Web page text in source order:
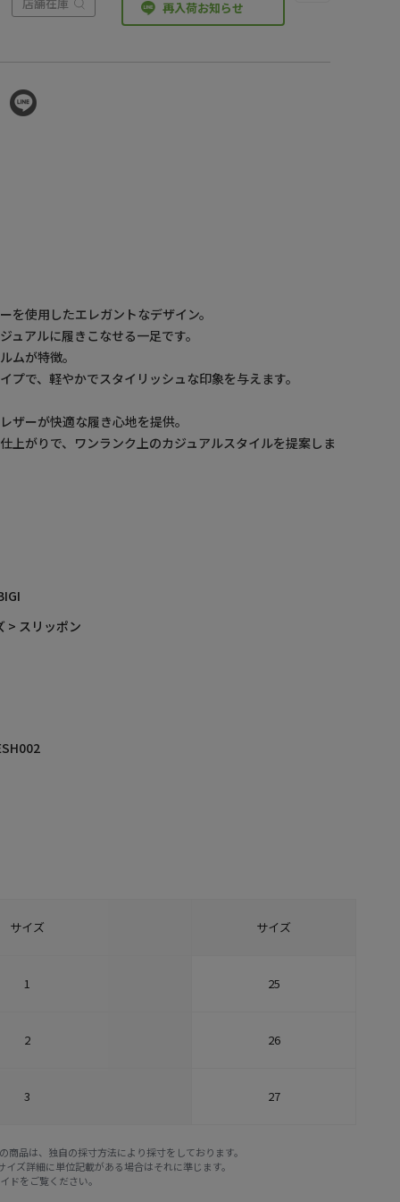
再入荷お知らせ
を使用したエレガントなデザイン。
ュアルに履きこなせる一足です。
ムが特徴。
プで、軽やかでスタイリッシュな印象を与えます。
ザーが快適な履き心地を提供。
上がりで、ワンランク上のカジュアルスタイルを提案しま
> スリッポン
サイズ サイズ
1 25
2 26
3 27
商品は、独自の採寸方法により採寸をしております。
ズ詳細に単位記載がある場合はそれに準じます。
ドをご覧ください。